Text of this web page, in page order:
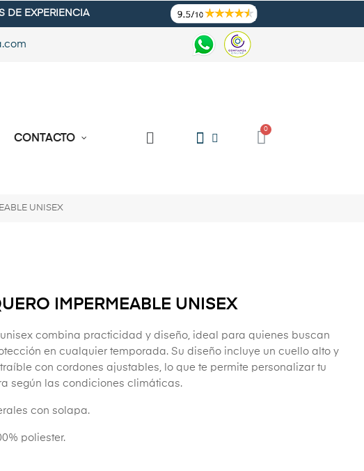
DE EXPERIENCIA
CONTACTO
UNISEX
IMPERMEABLE UNISEX
combina practicidad y diseño, ideal para quienes buscan
en cualquier temporada. Su diseño incluye un cuello alto y
con cordones ajustables, lo que te permite personalizar tu
según las condiciones climáticas.
con solapa.
poliester.